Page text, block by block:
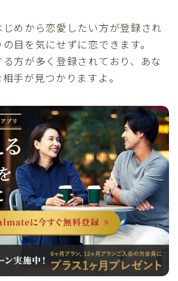
めから恋愛したい方が登録され
目を気にせずに恋できます。
方が多く登録されており、あな
手が見つかりますよ。